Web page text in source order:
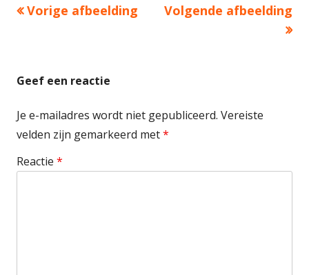
Vorige afbeelding Volgende afbeelding
Geef een reactie
Je e-mailadres wordt niet gepubliceerd. Vereiste
velden zijn gemarkeerd met*
Reactie *